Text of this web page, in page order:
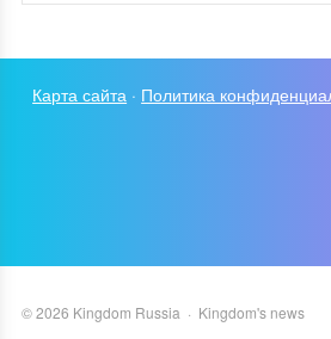
Карта сайта · Политика
©2026 Kingdom Russia · Kingdom's news